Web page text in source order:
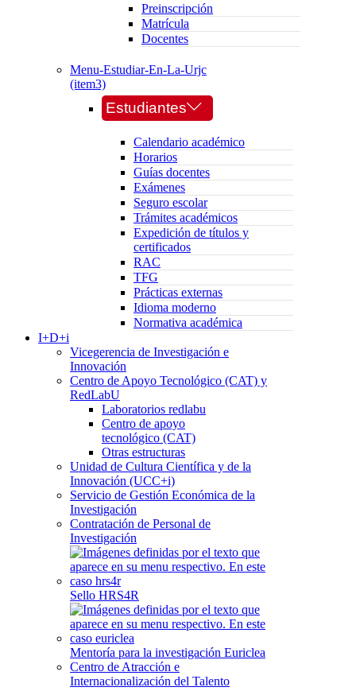
Preinscripción
Matrícula
Docentes
Menu-Estudiar-En-La-Urjc
(item3)
Estudiantes
Calendario académico
Horarios
Guías docentes
Exámenes
Seguro escolar
Trámites académicos
Expedición de títulos y
certificados
RAC
TFG
Prácticas externas
Idioma moderno
Normativa académica
I+D+i
Vicegerencia de Investigación e
Innovación
Centro de Apoyo Tecnológico (CAT) y
RedLabU
Laboratorios redlabu
Centro de apoyo
tecnológico (CAT)
Otras estructuras
Unidad de Cultura Científica y de la
Innovación (UCC+i)
Servicio de Gestión Económica de la
Investigación
Contratación de Personal de
Investigación
Sello HRS4R
Mentoría para la investigación Euriclea
Centro de Atracción e
Internacionalización del Talento